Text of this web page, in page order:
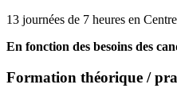
13 journées de 7 heures en
En fonction des besoins des
Formation théorique /